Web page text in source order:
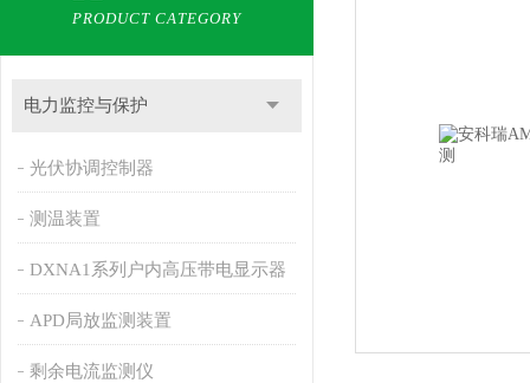
PRODUCT CATEGORY
电力监控与保护
光伏协调控制器
测温装置
DXNA1系列户内高压带电显示器
APD局放监测装置
剩余电流监测仪